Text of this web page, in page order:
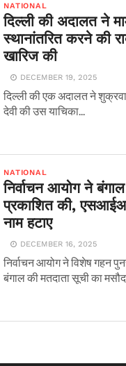
NATIONAL
दिल्ली की अदालत ने
स्थानांतरित करने की
खारिज की
DECEMBER 19, 2025
दिल्ली की एक अदालत ने
देवी की उस याचिका...
NATIONAL
निर्वाचन आयोग ने
प्रकाशित की,
नाम हटाए
DECEMBER 16, 2025
निर्वाचन आयोग ने विशेष गहन
बंगाल की मतदाता सूची का